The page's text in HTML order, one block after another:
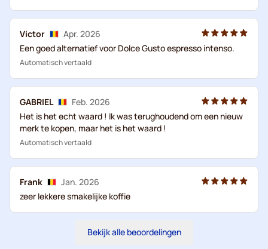
Victor
Apr. 2026
Een goed alternatief voor Dolce Gusto espresso intenso.
Automatisch vertaald
GABRIEL
Feb. 2026
Het is het echt waard ! Ik was terughoudend om een nieuw
merk te kopen, maar het is het waard !
Automatisch vertaald
Frank
Jan. 2026
zeer lekkere smakelijke koffie
Bekijk alle beoordelingen